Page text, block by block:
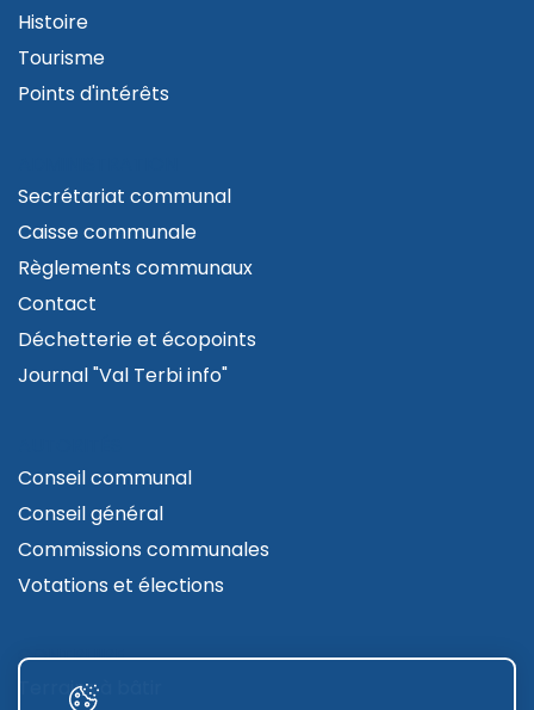
Histoire
Tourisme
Points d'intérêts
Secrétariat communal
Caisse communale
Règlements communaux
Contact
Déchetterie et écopoints
Journal "Val Terbi info"
Conseil communal
Conseil général
Commissions communales
Votations et élections
CONTRUIRE
Terrains à bâtir